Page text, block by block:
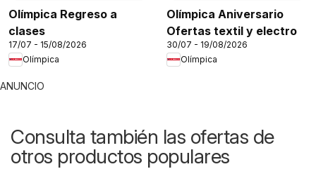
Olímpica Regreso a
clases
17/07 - 15/08/2026
Olímpica
Olímpica Aniversario
Ofertas textil y electro
30/07 - 19/08/2026
Olímpica
ANUNCIO
Consulta también las ofertas de
otros productos populares